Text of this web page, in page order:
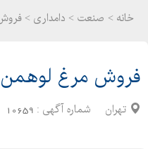
خانه > صنعت > دامداری >
فروش مرغ لوهمن
تهران شماره آگهی : 10659